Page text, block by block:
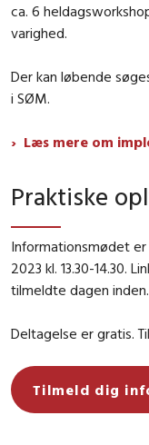
ca. 6
varighed.
Der kan løbende
i SØM.
Læs mere om
Praktiske
Informationsmødet
2023 kl. 13.30-14.30.
tilmeldte dagen inden.
Deltagelse er gratis.
Tilmeld dig